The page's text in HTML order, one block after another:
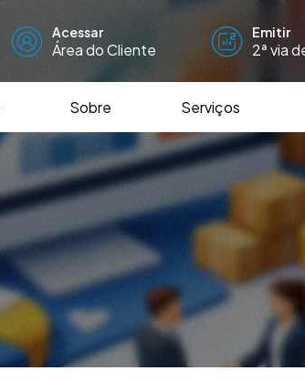
Acessar
Área do Cliente
Emitir
2ª via
Sobre Serviços